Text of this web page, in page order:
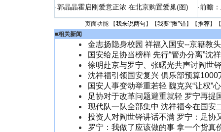
·郭晶晶霍启刚爱意正浓 在北京购置爱巢(图)
·前瞻
页面功能 【我来说两句 】【我要“揪”错】【推荐】
■相关新闻
金志扬隐身校园 祥福入国安--京籍教
国安给足协当榜样 先行“管办分离”沈
徐明赴京与罗宁、张曙光共声讨阎世
沈祥福引领国安复兴 俱乐部预算1000
国安人事变动举重若轻 魏克兴“让权”
足协对于改革问题避重就轻 罗宁再提
现代队一队全部集中 沈祥福今在国安
投资人对阎世铎讲话不满 罗宁：足协
罗宁：我做了应该做的事 拿一个货真